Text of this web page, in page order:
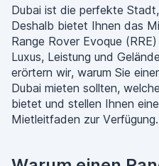
Dubai ist die perfekte
Deshalb bietet Ihnen das
Range Rover Evoque
Luxus, Leistung und
erörtern wir, warum Sie
Dubai mieten sollten,
bietet und stellen Ihnen
Mietleitfaden zur Verfügung.